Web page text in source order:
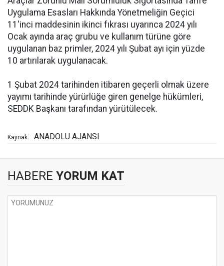
Uygulama Esasları Hakkında Yönetmeliğin Geçici
11'inci maddesinin ikinci fıkrası uyarınca 2024 yılı
Ocak ayında araç grubu ve kullanım türüne göre
uygulanan baz primler, 2024 yılı Şubat ayı için yüzde
10 artırılarak uygulanacak.
1 Şubat 2024 tarihinden itibaren geçerli olmak üzere
yayımı tarihinde yürürlüğe giren genelge hükümleri,
SEDDK Başkanı tarafından yürütülecek.
Kaynak: ANADOLU AJANSI
HABERE YORUM KAT